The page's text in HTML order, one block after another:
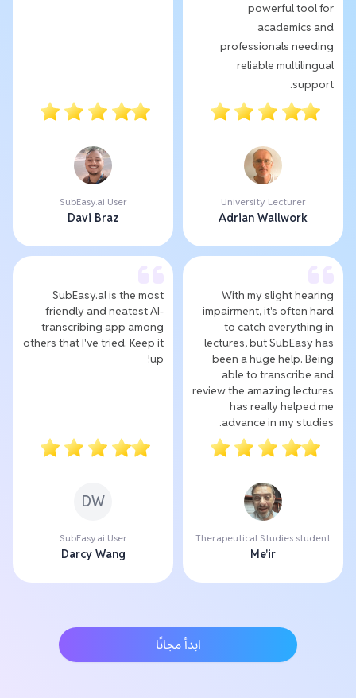
powerful tool for
academics and
professionals needing
reliable multilingual
support.
University Lecturer
Adrian Wallwork
SubEasy.ai User
Davi Braz
With my slight hearing
impairment, it's often hard
to catch everything in
lectures, but SubEasy has
been a huge help. Being
able to transcribe and
review the amazing lectures
has really helped me
advance in my studies.
Therapeutical Studies student
Me'ir
SubEasy.al is the most
friendly and neatest AI-
transcribing app among
others that I've tried. Keep it
up!
DW
SubEasy.ai User
Darcy Wang
ابدأ مجانًا